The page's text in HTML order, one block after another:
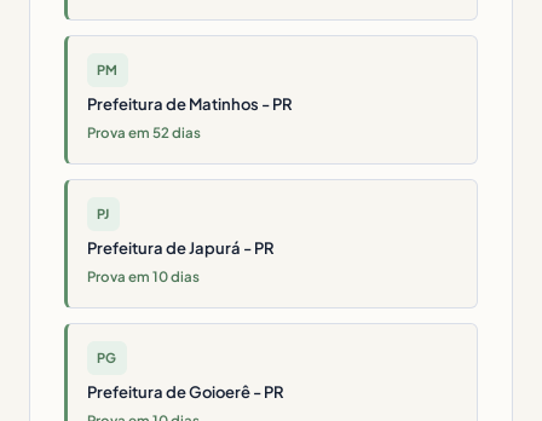
PM
Prefeitura de Matinhos - PR
Prova em 52 dias
PJ
Prefeitura de Japurá - PR
Prova em 10 dias
PG
Prefeitura de Goioerê - PR